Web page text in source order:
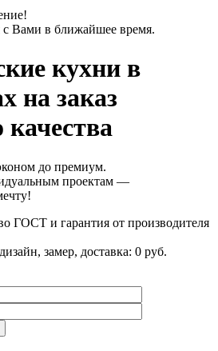
Вами в ближайшее время.
кухни в
на заказ
до премиум.
проектам —
ГОСТ и гарантия от производителя
замер, доставка: 0 руб.